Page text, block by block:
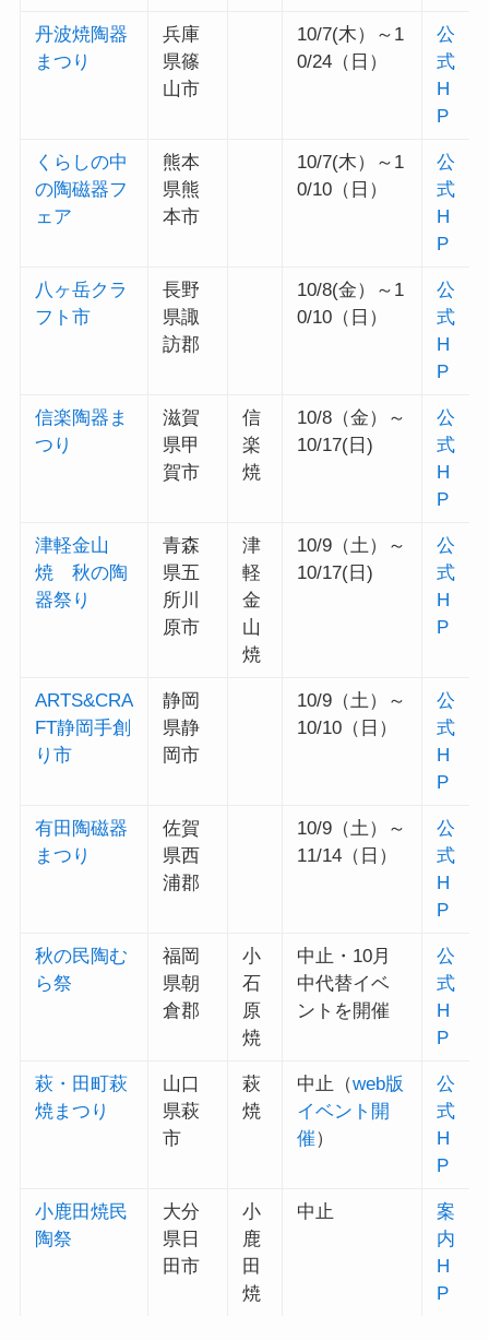
丹波焼陶器
まつり
兵庫
県篠
山市
10/7(木）～1
0/24（日）
公
式
H
P
くらしの中
の陶磁器フ
ェア
熊本
県熊
本市
10/7(木）～1
0/10（日）
公
式
H
P
八ヶ岳クラ
フト市
長野
県諏
訪郡
10/8(金）～1
0/10（日）
公
式
H
P
信楽陶器ま
つり
滋賀
県甲
賀市
信
楽
焼
10/8（金）～
10/17(日)
公
式
H
P
津軽金山
焼 秋の陶
器祭り
青森
県五
所川
原市
津
軽
金
山
焼
10/9（土）～
10/17(日)
公
式
H
P
ARTS&CRA
FT静岡手創
り市
静岡
県静
岡市
10/9（土）～
10/10（日）
公
式
H
P
有田陶磁器
まつり
佐賀
県西
浦郡
10/9（土）～
11/14（日）
公
式
H
P
秋の民陶む
ら祭
福岡
県朝
倉郡
小
石
原
焼
中止・10月
中代替イベ
ントを開催
公
式
H
P
萩・田町萩
焼まつり
山口
県萩
市
萩
焼
中止（web版
イベント開
催）
公
式
H
P
小鹿田焼民
陶祭
大分
県日
田市
小
鹿
田
焼
中止
案
内
H
P